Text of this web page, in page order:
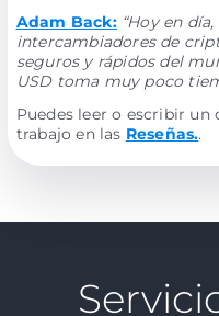
Adam Back: “Hoy en
intercambiadores de
seguros y rápidos del
USD toma muy poco
Puedes leer o escribir
trabajo en las Reseñas..